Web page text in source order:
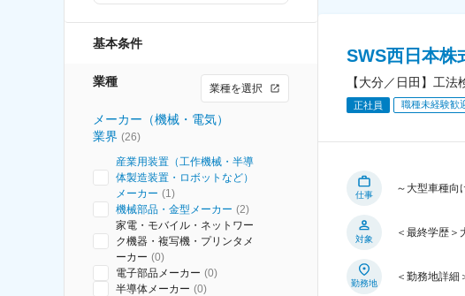
基本条件
業種 業種を選択
メーカー（機械・電気）
業界 (26)
産業用装置（工作機械・半導
体製造装置・ロボットなど）
メーカー (1)
機械部品・金型メーカー (2)
家電・モバイル・ネットワー
ク機器・複写機・プリンタメ
ーカー (0)
電子部品メーカー (0)
半導体メーカー (0)
SWS西日本株
【大分／日田】工
正社員 職種未経験歓
仕事
～大型車種向
対象
＜最終学歴＞
勤務地
＜勤務地詳細